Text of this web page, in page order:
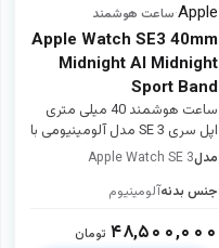
Apple
·ساعت هوشمند
Apple Watch SE3 40mm
Midnight Al Midnight
Sport Band
ساعت هوشمند 40 میلی متری
اپل سری SE 3 مدل آلومینیومی با
بند سیلیکونی
مدلApple Watch SE 3
جنس بدنهآلومینیوم
۴۸,۵۰۰,۰۰۰ تومان